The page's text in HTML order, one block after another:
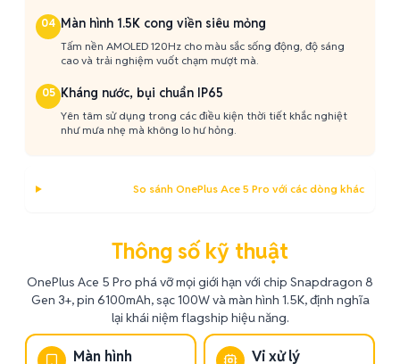
04 Màn hình 1.5K cong viền siêu mỏng
Tấm nền AMOLED 120Hz cho màu sắc sống động, độ sáng
cao và trải nghiệm vuốt chạm mượt mà.
05 Kháng nước, bụi chuẩn IP65
Yên tâm sử dụng trong các điều kiện thời tiết khắc nghiệt
như mưa nhẹ mà không lo hư hỏng.
So sánh OnePlus Ace 5 Pro với các dòng khác
Thông số kỹ thuật
OnePlus Ace 5 Pro phá vỡ mọi giới hạn với chip Snapdragon 8
Gen 3+, pin 6100mAh, sạc 100W và màn hình 1.5K, định nghĩa
lại khái niệm flagship hiệu năng.
Màn hình Vi xử lý